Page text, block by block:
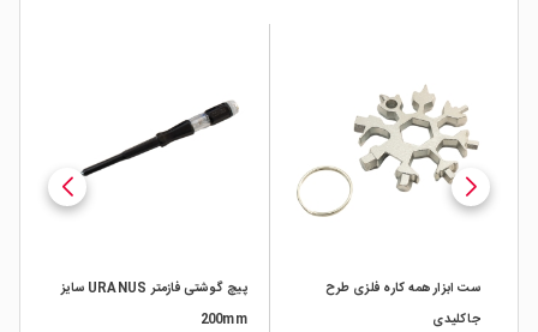
ست ابزار همه کاره فلزی طرح
جاکلیدی
پیچ گوشتی فازمتر URANUS سایز
200mm